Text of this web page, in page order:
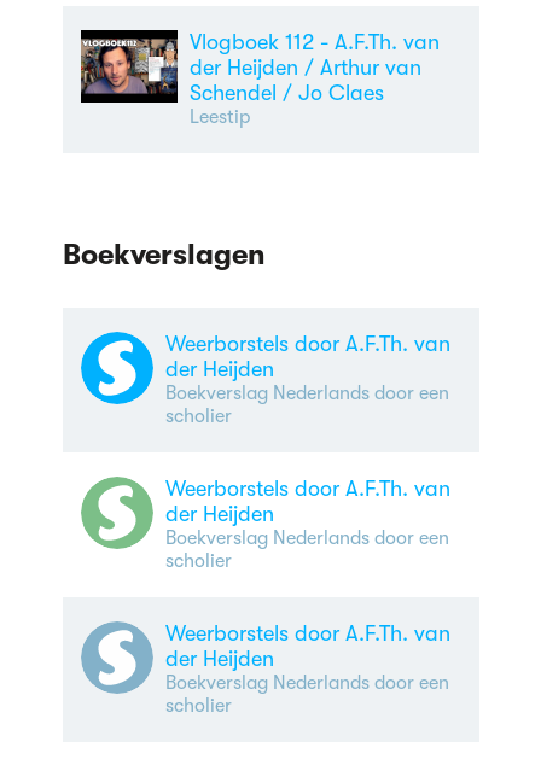
Vlogboek 112 - A.F.Th. van
der Heijden / Arthur van
Schendel / Jo Claes
Leestip
Boekverslagen
Weerborstels door A.F.Th. van
der Heijden
Boekverslag Nederlands door een
scholier
Weerborstels door A.F.Th. van
der Heijden
Boekverslag Nederlands door een
scholier
Weerborstels door A.F.Th. van
der Heijden
Boekverslag Nederlands door een
scholier